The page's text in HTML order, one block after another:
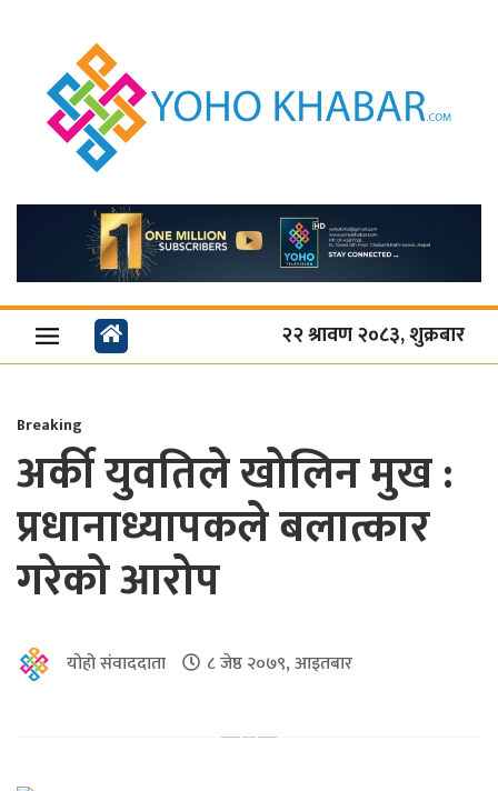
२२ श्रावण २०८३, शुक्रबार
Breaking
अर्की युवतिले खोलिन मुख :
प्रधानाध्यापकले बलात्कार
गरेको आरोप
योहो संवाददाता ८ जेष्ठ २०७९, आइतबार